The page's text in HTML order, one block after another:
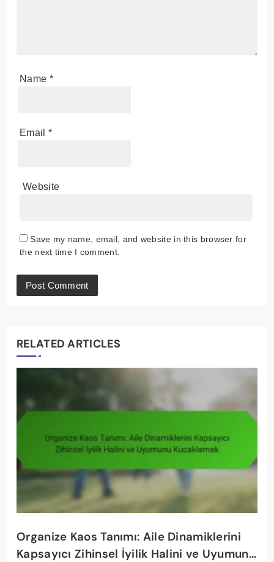
Name *
Email *
Website
Save my name, email, and website in this browser for
the next time I comment.
RELATED ARTICLES
Organize Kaos Tanımı: Aile Dinamiklerini
Kapsayıcı Zihinsel İyilik Halini ve Uyumunu